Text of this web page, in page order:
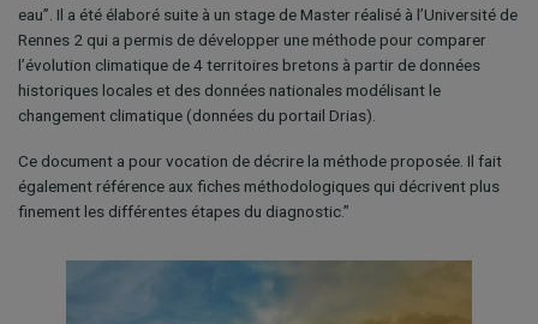
eau”. Il a été élaboré suite à un stage de Master réalisé à l’Université de
Rennes 2 qui a permis de développer une méthode pour comparer
l’évolution climatique de 4 territoires bretons à partir de données
historiques locales et des données nationales modélisant le
changement climatique (données du portail Drias).
Ce document a pour vocation de décrire la méthode proposée. Il fait
également référence aux fiches méthodologiques qui décrivent plus
finement les différentes étapes du diagnostic.”